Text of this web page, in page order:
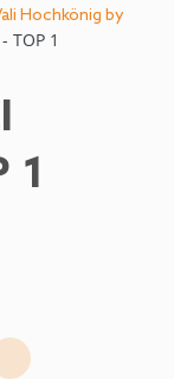
Hochkönig by
TOP 1
1